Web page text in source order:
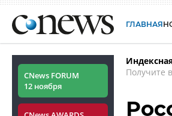
ГЛАВНАЯ
CNews FORUM
12 ноября
Получите